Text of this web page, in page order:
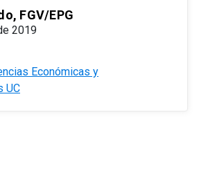
FGV/EPG
2019
Económicas y
UC